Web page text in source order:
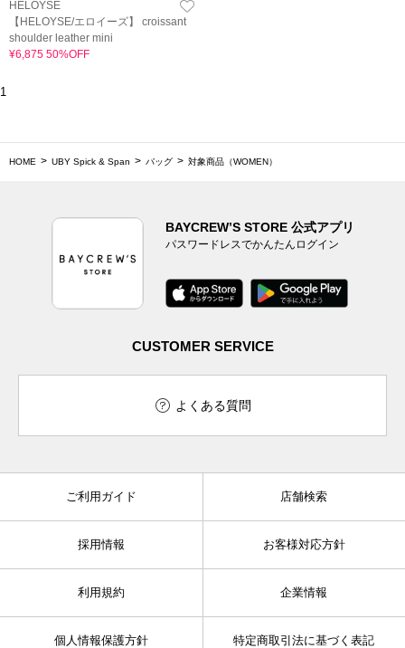
HELOYSE
【HELOYSE/エロイーズ】 croissant
shoulder leather mini
¥6,875 50%OFF
1
HOME UBY Spick & Span バッグ 対象商品（WOMEN）
BAYCREW’S STORE 公式アプリ
パスワードレスでかんたんログイン
CUSTOMER SERVICE
よくある質問
ご利用ガイド 店舗検索
採用情報 お客様対応方針
利用規約 企業情報
個人情報保護方針 特定商取引法に基づく表記